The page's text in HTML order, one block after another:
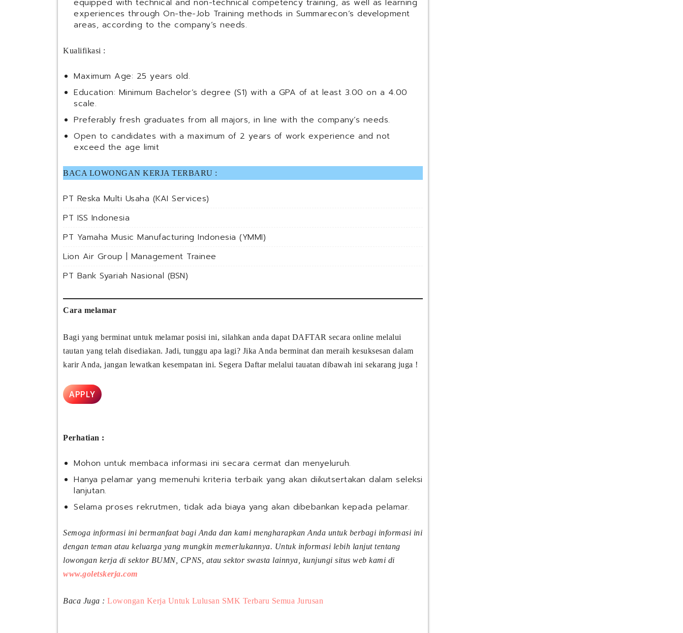
equipped with technical and non-technical competency training, as well as learning
experiences through On-the-Job Training methods in Summarecon’s development
areas, according to the company’s needs.
Kualifikasi :
Maximum Age: 25 years old.
Education: Minimum Bachelor’s degree (S1) with a GPA of at least 3.00 on a 4.00
scale.
Preferably fresh graduates from all majors, in line with the company’s needs.
Open to candidates with a maximum of 2 years of work experience and not
exceed the age limit
BACA LOWONGAN KERJA TERBARU :
PT Reska Multi Usaha (KAI Services)
PT ISS Indonesia
PT Yamaha Music Manufacturing Indonesia (YMMI)
Lion Air Group | Management Trainee
PT Bank Syariah Nasional (BSN)
Cara melamar
Bagi yang berminat untuk melamar posisi ini, silahkan anda dapat DAFTAR secara online melalui
tautan yang telah disediakan. Jadi, tunggu apa lagi? Jika Anda berminat dan meraih kesuksesan dalam
karir Anda, jangan lewatkan kesempatan ini. Segera Daftar melalui tauatan dibawah ini sekarang juga !
APPLY
Perhatian :
Mohon untuk membaca informasi ini secara cermat dan menyeluruh.
Hanya pelamar yang memenuhi kriteria terbaik yang akan diikutsertakan dalam seleksi
lanjutan.
Selama proses rekrutmen, tidak ada biaya yang akan dibebankan kepada pelamar.
Semoga informasi ini bermanfaat bagi Anda dan kami mengharapkan Anda untuk berbagi informasi ini
dengan teman atau keluarga yang mungkin memerlukannya. Untuk informasi lebih lanjut tentang
lowongan kerja di sektor BUMN, CPNS, atau sektor swasta lainnya, kunjungi situs web kami di
www.goletskerja.com
Baca Juga : Lowongan Kerja Untuk Lulusan SMK Terbaru Semua Jurusan